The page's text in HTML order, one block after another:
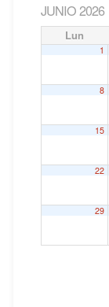
JUNIO 2026
Lun
1
8
15
22
29